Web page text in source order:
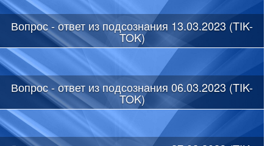
Вопрос - ответ из подсознания 13.03.2023 (TIK-
TOK)
Вопрос - ответ из подсознания 06.03.2023 (TIK-
TOK)